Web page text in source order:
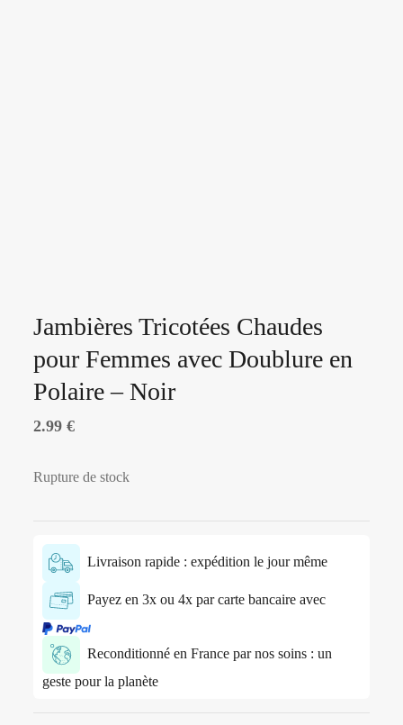
Jambières Tricotées Chaudes
pour Femmes avec Doublure en
Polaire – Noir
2.99 €
Rupture de stock
Livraison rapide : expédition le jour même
Payez en 3x ou 4x par carte bancaire avec
Reconditionné en France par nos soins : un
geste pour la planète